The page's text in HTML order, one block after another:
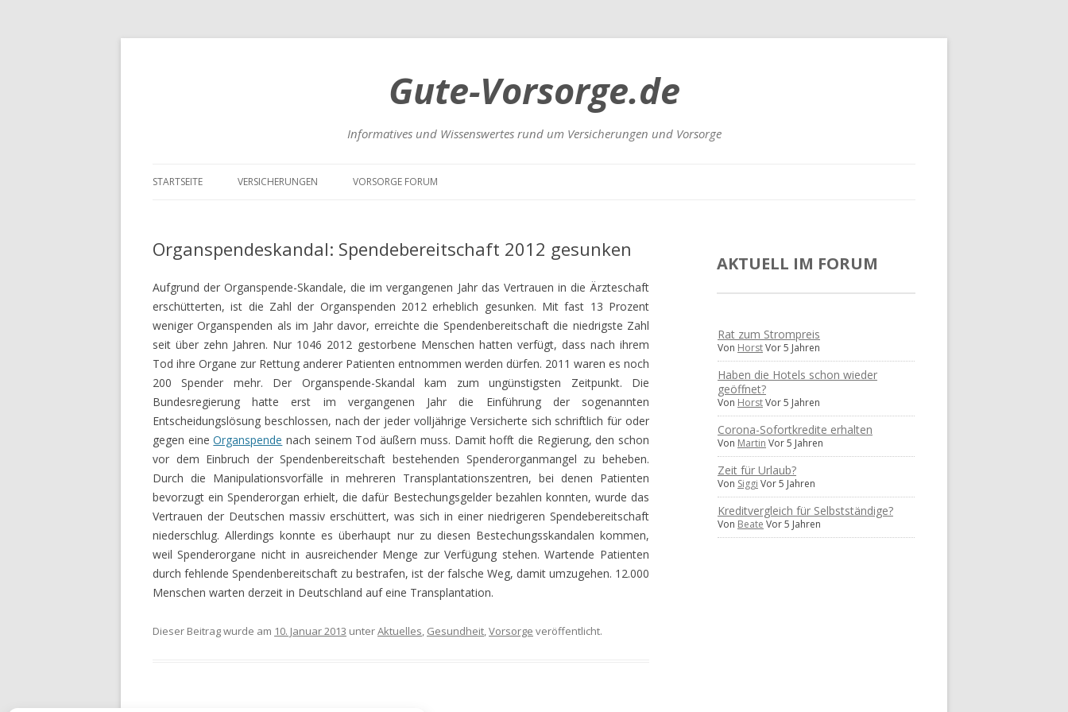
Gute-Vorsorge.de
Informatives und Wissenswertes rund um Versicherungen und Vorsorge
STARTSEITE VERSICHERUNGEN
LEBENSVERSICHERUNGEN
VERGLEICHEN
BERUFSUNFÄHIGKEITSVERSICHERUNGEN
RÜRUP RENTE VERGLEICHEN
RIESTER RENTE VERGLEICHEN
RENTENVERSICHERUNGEN
VERGLEICHEN
LEBENSVERSICHERUNGEN
FIRMENVERSICHERUNGEN
UNFALLVERSICHERUNG –
VORSORGE FORUM
Organspendeskandal: Spendebereitschaft 2012 gesunken
Aufgrund der Organspende-Skandale, die im vergangenen Jahr das Vertrauen in die Ärzteschaft
erschütterten, ist die Zahl der Organspenden 2012 erheblich gesunken. Mit fast 13 Prozent
weniger Organspenden als im Jahr davor, erreichte die Spendenbereitschaft die niedrigste Zahl
seit über zehn Jahren. Nur 1046 2012 gestorbene Menschen hatten verfügt, dass nach ihrem
Tod ihre Organe zur Rettung anderer Patienten entnommen werden dürfen. 2011 waren es noch
200 Spender mehr. Der Organspende-Skandal kam zum ungünstigsten Zeitpunkt. Die
Bundesregierung hatte erst im vergangenen Jahr die Einführung der sogenannten
Entscheidungslösung beschlossen, nach der jeder volljährige Versicherte sich schriftlich für oder
gegen eineOrganspende nach seinem Tod äußern muss. Damit hofft die Regierung, den schon
vor dem Einbruch der Spendenbereitschaft bestehenden Spenderorganmangel zu beheben.
Durch die Manipulationsvorfälle in mehreren Transplantationszentren, bei denen Patienten
bevorzugt ein Spenderorgan erhielt, die dafür Bestechungsgelder bezahlen konnten, wurde das
Vertrauen der Deutschen massiv erschüttert, was sich in einer niedrigeren Spendebereitschaft
niederschlug. Allerdings konnte es überhaupt nur zu diesen Bestechungsskandalen kommen,
weil Spenderorgane nicht in ausreichender Menge zur Verfügung stehen. Wartende Patienten
durch fehlende Spendenbereitschaft zu bestrafen, ist der falsche Weg, damit umzugehen. 12.000
Menschen warten derzeit in Deutschland auf eine Transplantation.
Dieser Beitrag wurde am 10. Januar 2013 unterAktuelles, Gesundheit,Vorsorge veröffentlicht.
AKTUELL IM FORUM
Rat zum Strompreis
Von HorstVor 5 Jahren
Haben die Hotels schon wieder
geöffnet?
Von HorstVor 5 Jahren
Corona-Sofortkredite erhalten
Von Martin Vor 5 Jahren
Zeit für Urlaub?
Von Siggi Vor 5 Jahren
Kreditvergleich für Selbstständige?
Von Beate Vor 5 Jahren